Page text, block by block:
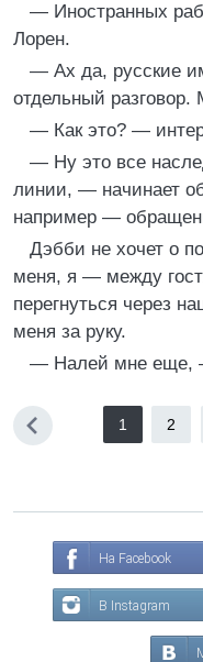
— Иностранных
Лорен.
— Ах да, русские
отдельный
— Как это? —
— Ну это все
линии, — начинает
например —
Дэбби не хочет о
меня, я — между
перегнуться через
меня за руку.
— Налей мне еще,
1 2
На Facebook
В Instagram